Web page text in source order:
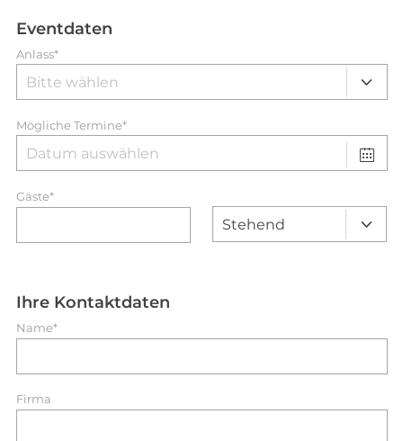
Eventdaten
Anlass*
Mögliche Termine*
Gäste*
Ihre Kontaktdaten
Name*
Firma